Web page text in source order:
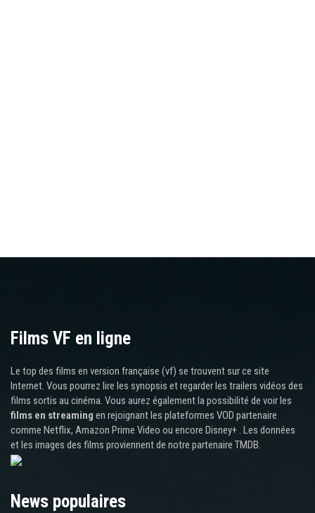
Films VF en ligne
Le top des films en version française (vf) se trouvent sur ce site
Internet. Vous pourrez lire les synopsis et regarder les trailers vidéos des
films sortis au cinéma. Vous aurez également la possibilité de voir les
films en streaming en rejoignant les plateformes VOD partenaire
comme Netflix, Amazon Prime Video ou encore Disney+ . Les données
et les images des films proviennent de notre partenaire TMDB.
News populaires